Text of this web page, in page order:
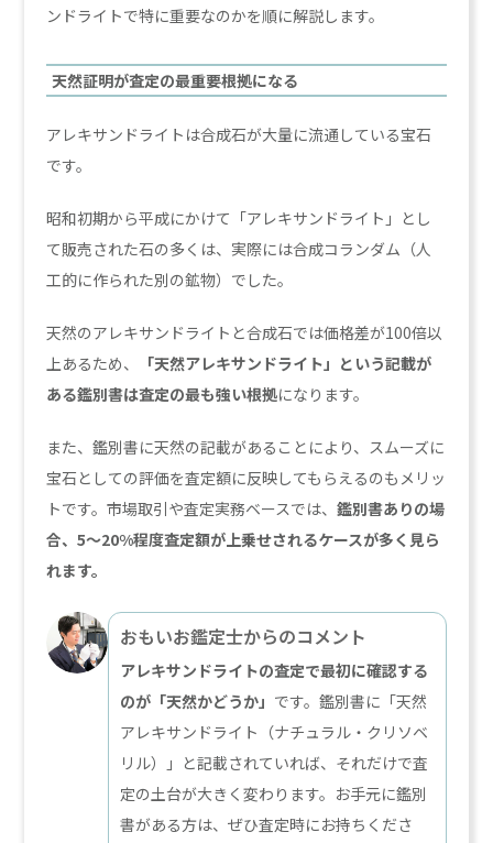
ンドライトで特に重要なのかを順に解説します。
天然証明が査定の最重要根拠になる
アレキサンドライトは合成石が大量に流通している宝石
です。
昭和初期から平成にかけて「アレキサンドライト」とし
て販売された石の多くは、実際には合成コランダム（人
工的に作られた別の鉱物）でした。
天然のアレキサンドライトと合成石では価格差が100倍以
上あるため、
「天然アレキサンドライト」という記載が
ある鑑別書は査定の最も強い根拠になります。
また、鑑別書に天然の記載があることにより、スムーズに
宝石としての評価を査定額に反映してもらえるのもメリッ
トです。市場取引や査定実務ベースでは、鑑別書ありの場
合、5〜20%程度査定額が上乗せされるケースが多く見ら
れます。
おもいお鑑定士からのコメント
アレキサンドライトの査定で最初に確認する
のが「天然かどうか」 です。鑑別書に「天然
アレキサンドライト（ナチュラル・クリソベ
リル）」と記載されていれば、それだけで査
定の土台が大きく変わります。お手元に鑑別
書がある方は、ぜひ査定時にお持ちくださ